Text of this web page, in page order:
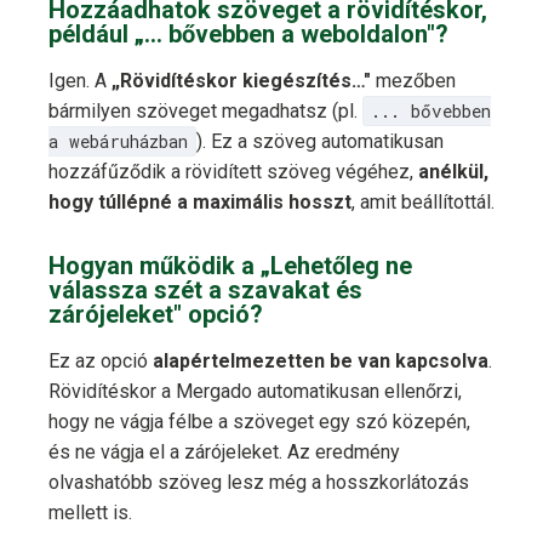
Hozzáadhatok szöveget a rövidítéskor,
például „… bővebben a weboldalon"?
Igen. A „Rövidítéskor kiegészítés…" mezőben
bármilyen szöveget megadhatsz (pl.
... bővebben
a webáruházban ). Ez a szöveg automatikusan
hozzáfűződik a rövidített szöveg végéhez, anélkül,
hogy túllépné a maximális hosszt, amit beállítottál.
Hogyan működik a „Lehetőleg ne
válassza szét a szavakat és
zárójeleket" opció?
Ez az opció alapértelmezetten be van kapcsolva.
Rövidítéskor a Mergado automatikusan ellenőrzi,
hogy ne vágja félbe a szöveget egy szó közepén,
és ne vágja el a zárójeleket. Az eredmény
olvashatóbb szöveg lesz még a hosszkorlátozás
mellett is.